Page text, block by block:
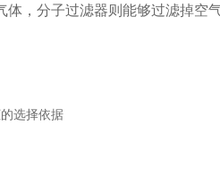
体，分子过滤器则能够过滤掉